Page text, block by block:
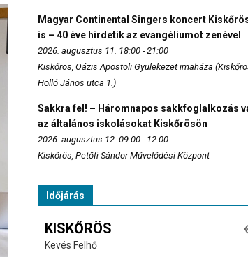
Magyar Continental Singers koncert
is – 40 éve hirdetik az evangéliumot zenével
2026. augusztus 11. 18:00 - 21:00
Kiskőrös, Oázis Apostoli Gyülekezet imaháza
Holló János utca 1.)
Sakkra fel! – Háromnapos sakkfoglalkozás
az általános iskolásokat Kiskőrösön
2026. augusztus 12. 09:00 - 12:00
Kiskőrös, Petőfi Sándor Művelődési Központ
Időjárás
KISKŐRÖS
Kevés Felhő